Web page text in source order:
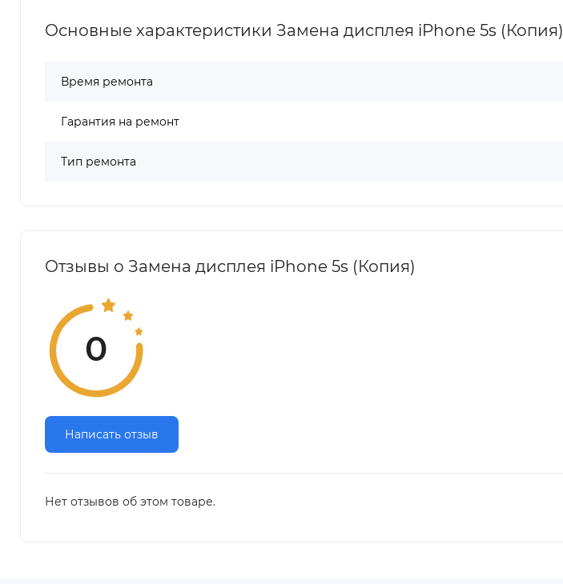
Основные характеристики Замена дисплея iPhone 5s (Копия)
Время ремонта
Гарантия на ремонт
Тип ремонта
Отзывы о Замена дисплея iPhone 5s (Копия)
0
Написать отзыв
Нет отзывов об этом товаре.